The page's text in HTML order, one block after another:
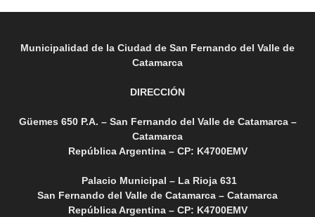
Municipalidad de la Ciudad de San Fernando del Valle de
Catamarca
DIRECCIÓN
Güemes 650 P.A. – San Fernando del Valle de Catamarca –
Catamarca
República Argentina – CP: K4700EMV
Palacio Municipal – La Rioja 631
San Fernando del Valle de Catamarca – Catamarca
República Argentina – CP: K4700EMV